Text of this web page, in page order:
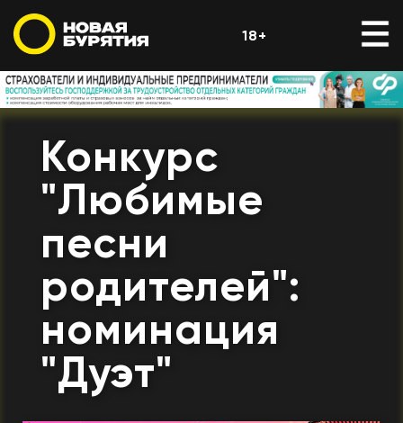
18+
Конкурс
"Любимые
песни
родителей":
номинация
"Дуэт"